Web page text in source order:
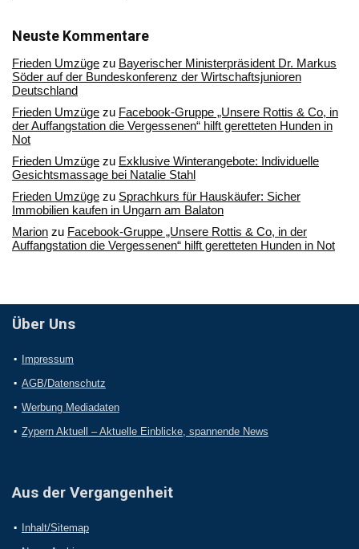
Archiv
Neuste Kommentare
Frieden Umzüge zu Bayerischer Ministerpräsident Dr. Markus
Söder auf der Bundeskonferenz der Wirtschaftsjunioren
Deutschland
Frieden Umzüge zu Facebook-Gruppe „Unsere Rottis & Co, in
der Auffangstation die Vergessenen“ hilft geretteten Hunden in
Not
Frieden Umzüge zu Exklusive Winterangebote: Individuelle
Gesichtsmassage bei Natalie Stahl
Frieden Umzüge zu Sprachkurs für Hauskäufer: Sicher
Immobilien kaufen in Ungarn am Balaton
Marion zu Facebook-Gruppe „Unsere Rottis & Co, in der
Auffangstation die Vergessenen“ hilft geretteten Hunden in Not
Über Uns
Impressum
AGB/Datenschutz
Werbung Mediadaten
Zypern Aktuell – Aktuelle Einblicke, spannende News
Aus der Vergangenheit
Inhalt/Sitemap